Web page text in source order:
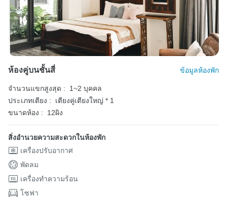
ห้องคู่บนชั้นสี่ ข้อมูลห้องพัก
จำนวนแขกสูงสุด :
1~2 บุคคล
ประเภทเตียง :
เตียงคู่เตียงใหญ่ * 1
ขนาดห้อง :
12ผิง
สิ่งอำนวยความสะดวกในห้องพัก
เครื่องปรับอากาศ
พัดลม
เครื่องทำความร้อน
โซฟา